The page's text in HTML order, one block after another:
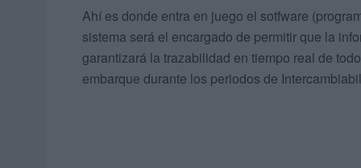
Ahí es donde entra en juego el sotfware
sistema será el encargado de permitir que la
garantizará la trazabilidad en tiempo real de
embarque durante los periodos de